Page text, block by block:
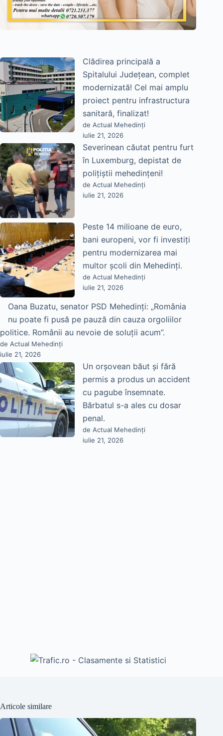
Clădirea principală a
Spitalului Județean, complet
modernizată! Cel mai amplu
proiect pentru infrastructura
sanitară, finalizat!
de Actual Mehedinți
iulie 21, 2026
Severinean căutat pentru furt
în Luxemburg, depistat de
polițiștii mehedințeni!
de Actual Mehedinți
iulie 21, 2026
Peste 14 milioane de euro,
bani europeni, vor fi investiți
pentru modernizarea mai
multor școli din Mehedinți.
de Actual Mehedinți
iulie 21, 2026
Oana Buzatu, senator PSD Mehedinți: „România
nu poate fi pusă pe pauză din cauza orgoliilor
politice. Românii au nevoie de soluții acum”.
de Actual Mehedinți
iulie 21, 2026
Un orșovean băut și fără
permis a produs un accident
cu pagube însemnate.
Bărbatul s-a ales cu dosar
penal.
de Actual Mehedinți
iulie 21, 2026
Articole similare